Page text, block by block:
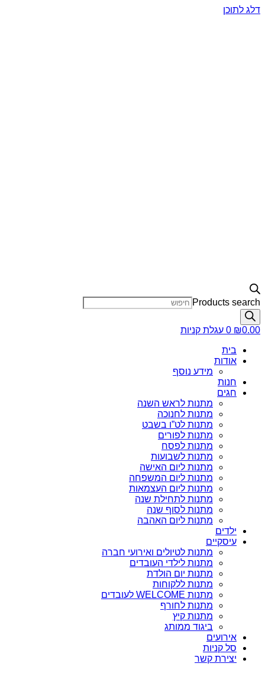
דלג לתוכן
Products search
₪0.00
0 עגלת קניות
בית
אודות
מידע נוסף
חנות
חגים
מתנות לראש השנה
מתנות לחנוכה
מתנות לט”ו בשבט
מתנות לפורים
מתנות לפסח
מתנות לשבועות
מתנות ליום האישה
מתנות ליום המשפחה
מתנות ליום העצמאות
מתנות לתחילת שנה
מתנות לסוף שנה
מתנות ליום האהבה
ילדים
עיסקיים
מתנות לטיולים ואירועי חברה
מתנות לילדי העובדים
מתנות יום הולדת
מתנות ללקוחות
מתנות WELCOME לעובדים
מתנות לחורף
מתנות קיץ
ביגוד ממותג
אירועים
סל קניות
יצירת קשר